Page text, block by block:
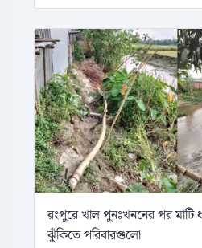
রংপুরে খাল পুনঃখননের পর মাটি
ঝুঁকিতে পরিবারগুলো